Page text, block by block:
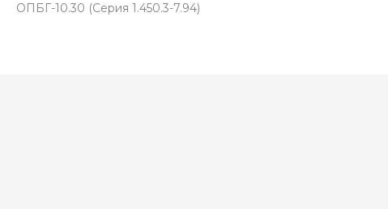
ОПБГ-10.30 (Серия 1.450.3-7.94)